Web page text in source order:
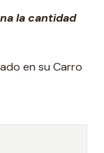
la cantidad
en su Carro